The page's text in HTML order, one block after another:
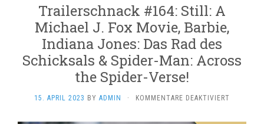
Trailerschnack #164: Still: A
Michael J. Fox Movie, Barbie,
Indiana Jones: Das Rad des
Schicksals & Spider-Man: Across
the Spider-Verse!
15. APRIL 2023 BY ADMIN · KOMMENTARE DEAKTIVIERT
#164: